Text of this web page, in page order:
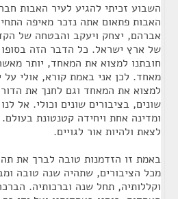
השבוע זכיתי להגיע לעיר האבות
האבות פתאום אתה נזכר מאיפה
אברהם, יצחק ויעקב והבטחה של
של ארץ ישראל. כל הדבר הזה
חובתנו למצוא את המאחד, יותר
מאחד. לכן אני באמת קורא, אולי על
למצוא את המאחד וגם לחנך את
שונים, בציבורים שונים וכולי. אל
ומדינה אחת ויחידה קטנטונת
לצאת ולהיות אור לגויים.
באמת זו הזדמנות טובה לברך את
מכל הציבורים, שתהיה שנה טובה
וקללותיה, תחל שנה וברכותיה.